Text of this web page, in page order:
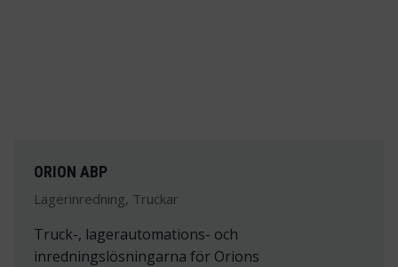
ORION ABP
Lagerinredning, Truckar
Truck-, lagerautomations- och
inredningslösningarna för Orions